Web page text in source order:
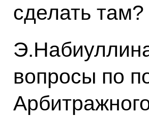
сделать там?
вопросы по